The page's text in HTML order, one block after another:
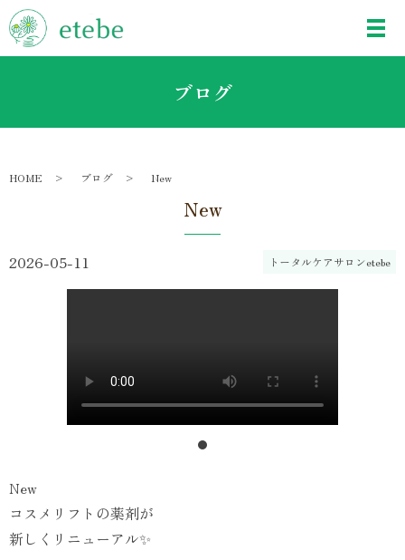
ブログ
HOME ブログ New
New
2026-05-11 トータルケアサロンetebe
New
コスメリフトの薬剤が
新しくリニューアル✨